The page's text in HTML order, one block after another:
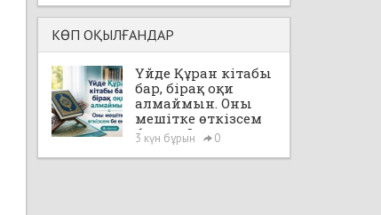
КӨП ОҚЫЛҒАНДАР
Үйде Құран кітабы
бар, бірақ оқи
алмаймын. Оны
мешітке өткізсем
бе екен?
3 күн бұрын 0